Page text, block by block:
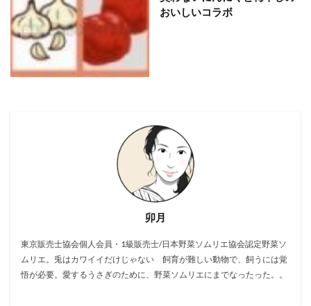
おいしいコラボ
卯月
東京販売士協会個人会員・1級販売士/日本野菜ソムリエ協会認定野菜ソ
ムリエ。兎はカワイイだけじゃない 飼育が難しい動物で、飼うには覚
悟が必要。愛するうさぎのために、野菜ソムリエにまでなったった。。